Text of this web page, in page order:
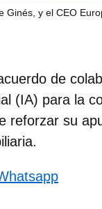
Ginés, y el CEO
de
(IA) para la
reforzar su